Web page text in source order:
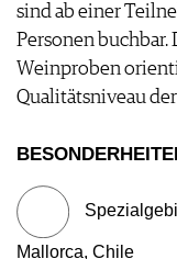
sind ab einer
Personen
Weinproben
Qualitätsniveau
Mallorca, Chile